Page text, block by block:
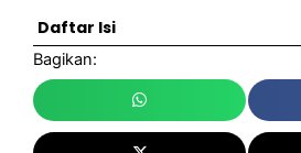
Daftar Isi
Bagikan: